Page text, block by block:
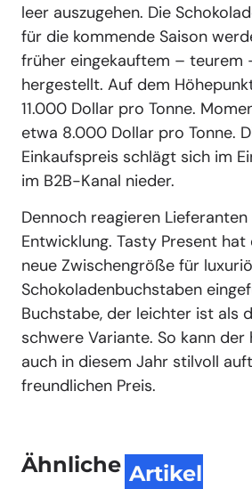
leer auszugehen. Die
für die kommende Saison
früher eingekauftem – teurem
hergestellt. Auf dem
11.000 Dollar pro Tonne.
etwa 8.000 Dollar pro Tonne.
Einkaufspreis schlägt sich im
im B2B-Kanal nieder.
Dennoch reagieren
Entwicklung. Tasty Present
neue Zwischengröße für
Schokoladenbuchstaben
Buchstabe, der leichter ist als
schwere Variante. So kann der
auch in diesem Jahr stilvoll
freundlichen Preis.
Ähnliche Artikel